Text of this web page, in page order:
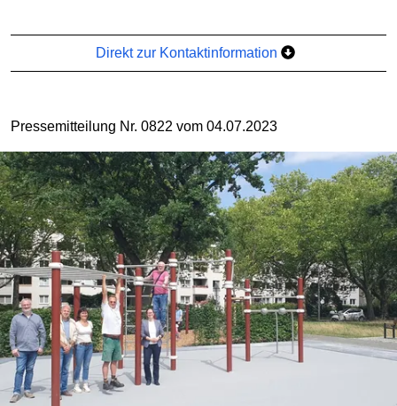
Direkt zur Kontaktinformation
Pressemitteilung Nr. 0822 vom 04.07.2023